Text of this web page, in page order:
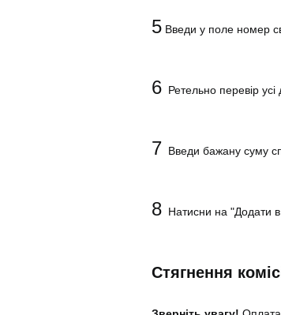
5 Введи у поле номер
6 Ретельно перевір
7 Введи бажану суму
8 Натисни на "Додати в
Стягнення